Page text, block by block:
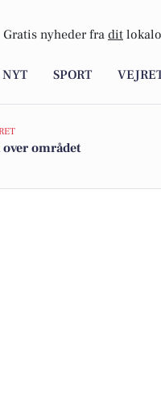
Gratis nyheder fra dit
SPORT
området